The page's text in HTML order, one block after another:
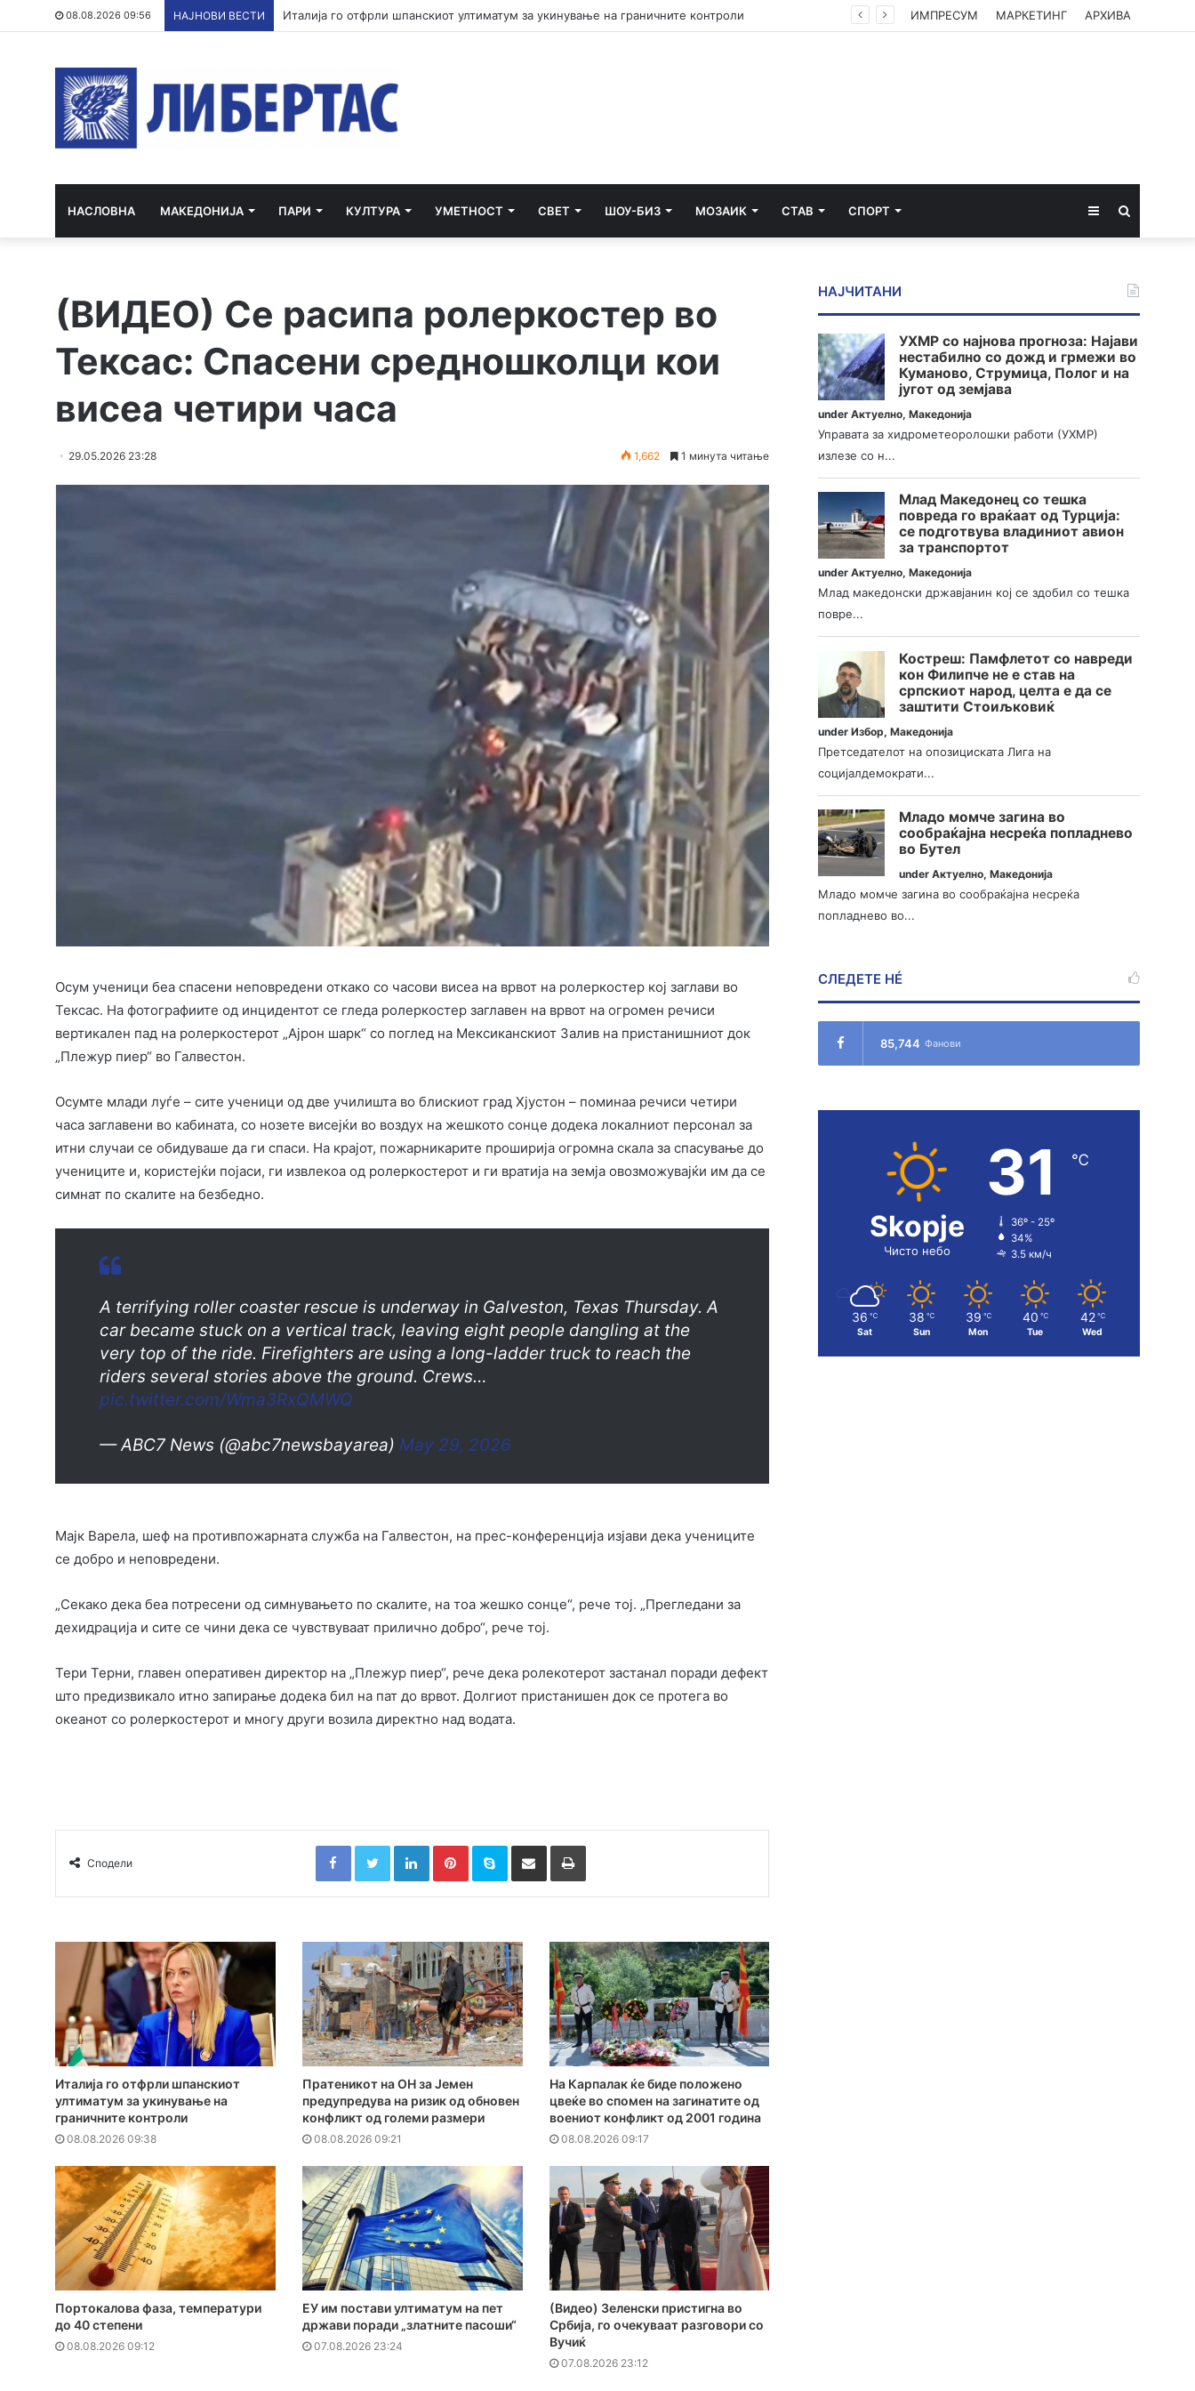
08.08.2026 09:56 НАЈНОВИ ВЕСТИ Пратеникот на ОН за Јемен предупредува на ризик од обновен конфликт од големи размери ИМПРЕСУМ МАРКЕТИНГ АРХИВА
НАСЛОВНА МАКЕДОНИЈА ПАРИ КУЛТУРА УМЕТНОСТ СВЕТ ШОУ-БИЗ МОЗАИК СТАВ СПОРТ Sidebar
(ВИДЕО) Се расипа ролеркостер во
Тексас: Спасени средношколци кои
висеа четири часа
29.05.2026 23:28 1,662 1 минута читање
Осум ученици беа спасени неповредени откако со часови висеа на врвот на ролеркостер кој заглави во
Тексас. На фотографиите од инцидентот се гледа ролеркостер заглавен на врвот на огромен речиси
вертикален пад на ролеркостерот „Ајрон шарк“ со поглед на Мексиканскиот Залив на пристанишниот док
„Плежур пиер“ во Галвестон.
Осумте млади луѓе – сите ученици од две училишта во блискиот град Хјустон – поминаа речиси четири
часа заглавени во кабината, со нозете висејќи во воздух на жешкото сонце додека локалниот персонал за
итни случаи се обидуваше да ги спаси. На крајот, пожарникарите проширија огромна скала за спасување до
учениците и, користејќи појаси, ги извлекоа од ролеркостерот и ги вратија на земја овозможувајќи им да се
симнат по скалите на безбедно.
A terrifying roller coaster rescue is underway in Galveston, Texas Thursday. A
car became stuck on a vertical track, leaving eight people dangling at the
very top of the ride. Firefighters are using a long-ladder truck to reach the
riders several stories above the ground. Crews…
pic.twitter.com/Wma3RxQMWQ
— ABC7 News (@abc7newsbayarea) May 29, 2026
Мајк Варела, шеф на противпожарната служба на Галвестон, на прес-конференција изјави дека учениците
се добро и неповредени.
„Секако дека беа потресени од симнувањето по скалите, на тоа жешко сонце“, рече тој. „Прегледани за
дехидрација и сите се чини дека се чувствуваат прилично добро“, рече тој.
Тери Терни, главен оперативен директор на „Плежур пиер“, рече дека ролекотерот застанал поради дефект
што предизвикало итно запирање додека бил на пат до врвот. Долгиот пристанишен док се протега во
океанот со ролеркостерот и многу други возила директно над водата.
Сподели
FacebookTwitterLinkedInPinterestSkype Сподели преку Е-маил Испринтај
Италија го отфрли шпанскиот
ултиматум за укинување на
граничните контроли
08.08.2026 09:38
Пратеникот на ОН за Јемен
предупредува на ризик од обновен
конфликт од големи размери
08.08.2026 09:21
На Карпалак ќе биде положено
цвеќе во спомен на загинатите од
воениот конфликт од 2001 година
08.08.2026 09:17
Портокалова фаза, температури
до 40 степени
08.08.2026 09:12
ЕУ им постави ултиматум на пет
држави поради „златните пасоши“
07.08.2026 23:24
(Видео) Зеленски пристигна во
Србија, го очекуваат разговори со
Вучиќ
07.08.2026 23:12
НАЈЧИТАНИ
УХМР со најнова прогноза: Најави
нестабилно со дожд и грмежи во
Куманово, Струмица, Полог и на
југот од земјава
underАктуелно,Македонија
Управата за хидрометеоролошки работи (УХМР)
излезе со н...
Млад Македонец со тешка
повреда го враќаат од Турција:
се подготвува владиниот авион
за транспортот
underАктуелно,Македонија
Млад македонски државјанин кој се здобил со тешка
повре...
Костреш: Памфлетот со навреди
кон Филипче не е став на
српскиот народ, целта е да се
заштити Стоиљковиќ
underИзбор,Македонија
Претседателот на опозициската Лига на
социјалдемократи...
Младо момче загина во
сообраќајна несреќа попладнево
во Бутел
underАктуелно,Македонија
Младо момче загина во сообраќајна несреќа
попладнево во...
СЛЕДЕТЕ НÉ
85,744 Фанови
Skopje
Чисто небо
31 ℃
36º - 25º
34%
3.5 км/ч
36 ℃
Sat
38 ℃
Sun
39 ℃
Mon
40 ℃
Tue
42 ℃
Wed